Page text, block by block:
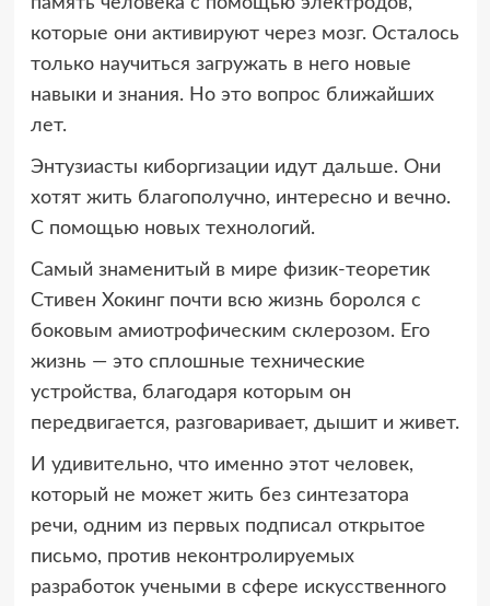
которые они активируют через мозг. Осталось
только научиться загружать в него новые
навыки и знания. Но это вопрос ближайших
лет.
Энтузиасты киборгизации идут дальше. Они
хотят жить благополучно, интересно и вечно.
С помощью новых технологий.
Самый знаменитый в мире физик-теоретик
Стивен Хокинг почти всю жизнь боролся с
боковым амиотрофическим склерозом. Его
жизнь — это сплошные технические
устройства, благодаря которым он
передвигается, разговаривает, дышит и живет.
И удивительно, что именно этот человек,
который не может жить без синтезатора
речи, одним из первых подписал открытое
письмо, против неконтролируемых
разработок учеными в сфере искусственного